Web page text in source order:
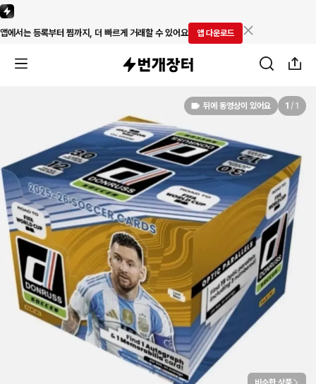
앱에서는 등록부터 찜까지, 더 빠르게 거래할 수 있어요 앱 다운로드
뒤에 동영상이 있어요 1 / 1